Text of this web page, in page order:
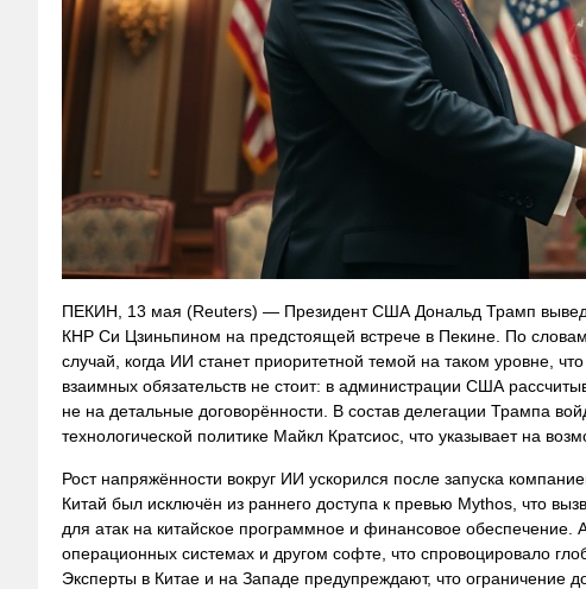
ПЕКИН, 13 мая (Reuters) — Президент США Дональд Трамп
КНР Си Цзиньпином на предстоящей встрече в Пекине. По
случай, когда ИИ станет приоритетной темой на таком уровне,
взаимных обязательств не стоит: в администрации США
не на детальные договорённости. В состав делегации Трампа
технологической политике Майкл Кратсиос, что указывает на
Рост напряжённости вокруг ИИ ускорился после запуска
Китай был исключён из раннего доступа к превью Mythos, что
для атак на китайское программное и финансовое обеспечение.
операционных системах и другом софте, что спровоцировало
Эксперты в Китае и на Западе предупреждают, что ограничение